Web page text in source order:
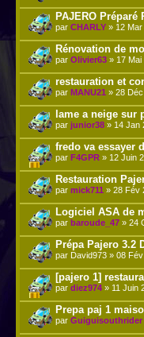
PAJERO Préparé
par CHARLY » 12
Rénovation de
par Olivier63 » 17 Mai
restauration et
par MANU21 » 28
lame a neige sur
par junior38 » 14 Jan
fredo va essayer
par F4GPR » 12 Juin
Restauration
par mick711 » 28 Fév
Logiciel ASA de
par baroude_47 » 24
Prépa Pajero 3.2
par David973 » 08
[pajero 1]
par diez974 » 11 Juin
Prepa paj 1
par Guiguisouthrider